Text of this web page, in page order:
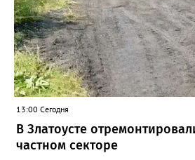
13:00 Сегодня
В Златоусте
частном секторе